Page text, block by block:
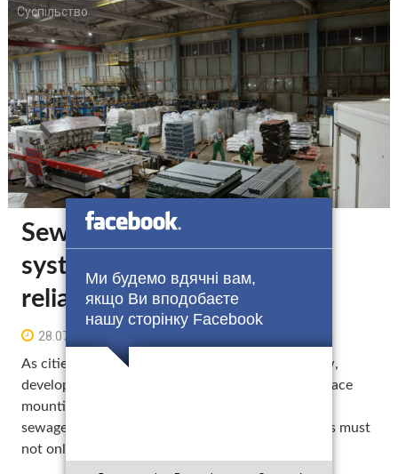
Ми будемо вдячні вам,
якщо Ви вподобаєте
нашу сторінку Facebook
Суспільство
Sewage and water supply
systems for engineering
reliability
28.07.2025
As cities expand and infrastructure demands grow,
developers, municipalities, and engineering firms face
mounting pressure to implement reliable, scalable
sewage and water supply solutions. These systems must
not only meet …